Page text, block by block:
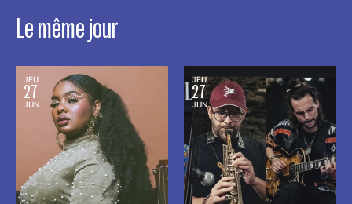
Le même jour
JEU
27
JUN
JEU
27
JUN